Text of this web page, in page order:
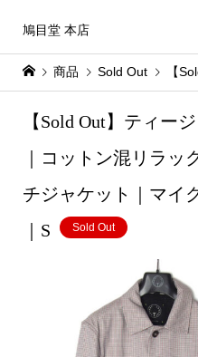
鳩目堂 本店
商品 Sold Out 【Sold Out】テ
【Sold Out】ティー
｜コットン混リラッ
チジャケット｜マイ
｜S
Sold Out